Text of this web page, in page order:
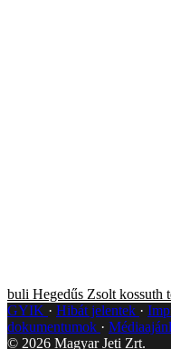
buli Hegedűs Zsolt kossuth
GYIK
Hibát jelentek
dokumentumok
© 2026 Magyar Jeti Zrt.